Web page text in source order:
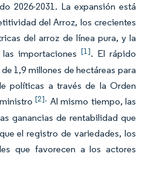
2026-2031. La expansión está
del Arroz, los crecientes
del arroz de línea pura, y la
las importaciones[1]. El rápido
1,9 millones de hectáreas para
políticas a través de la Orden
[2]. Al mismo tiempo, las
ganancias de rentabilidad que
el registro de variedades, los
que favorecen a los actores